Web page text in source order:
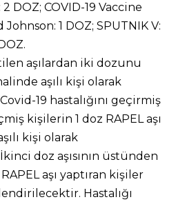
DOZ; COVID-19 Vaccine
1 DOZ; SPUTNIK V:
aşılardan iki dozunu
aşılı kişi olarak
19 hastalığını geçirmiş
kişilerin 1 doz RAPEL aşı
kişi olarak
doz aşısının üstünden
aşı yaptıran kişiler
Hastalığı